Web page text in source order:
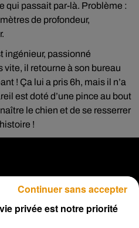
qui passait par-là. Problème :
de profondeur,
ingénieur, passionné
vite, il retourne à son bureau
! Ça lui a pris 6h, mais il n’a
est doté d’une pince au bout
le chien et de se resserrer
!
privée est notre priorité
Continuer sans accepter